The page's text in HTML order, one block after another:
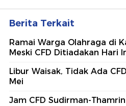
Berita Terkait
Ramai Warga Olahraga di
Meski CFD Ditiadakan Hari
Libur Waisak, Tidak Ada
Mei
Jam CFD Sudirman-